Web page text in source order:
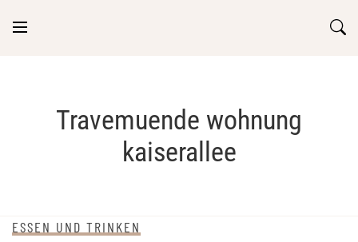
Travemuende wohnung
kaiserallee
ESSEN UND TRINKEN